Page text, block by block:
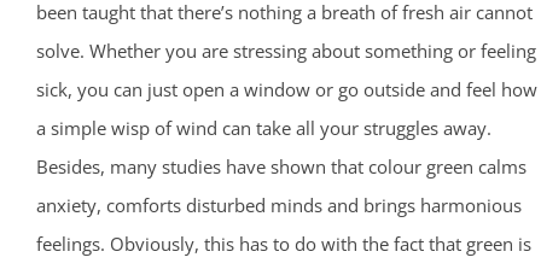
been taught that there’s nothing a breath of fresh air cannot
solve. Whether you are stressing about something or feeling
sick, you can just open a window or go outside and feel how
a simple wisp of wind can take all your struggles away.
Besides, many studies have shown that colour green calms
anxiety, comforts disturbed minds and brings harmonious
feelings. Obviously, this has to do with the fact that green is